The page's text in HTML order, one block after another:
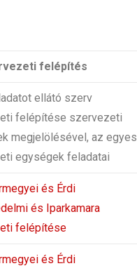
felépítés
ellátó szerv
felépítése szervezeti
megjelölésével, az egyes
egységek feladatai
és Érdi
és Iparkamara
felépítése
és Érdi